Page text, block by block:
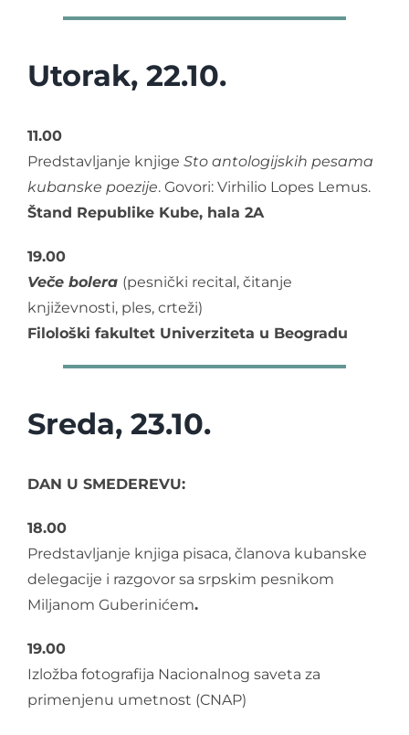
Utorak, 22.10.
11.00
Predstavljanje knjige Sto antologijskih pesama
kubanske poezije. Govori: Virhilio Lopes Lemus.
Štand Republike Kube, hala 2A
19.00
Veče bolera (pesnički recital, čitanje
književnosti, ples, crteži)
Filološki fakultet Univerziteta u Beogradu
Sreda, 23.10.
DAN U SMEDEREVU:
18.00
Predstavljanje knjiga pisaca, članova kubanske
delegacije i razgovor sa srpskim pesnikom
Miljanom Guberinićem.
19.00
Izložba fotografija Nacionalnog saveta za
primenjenu umetnost (CNAP)